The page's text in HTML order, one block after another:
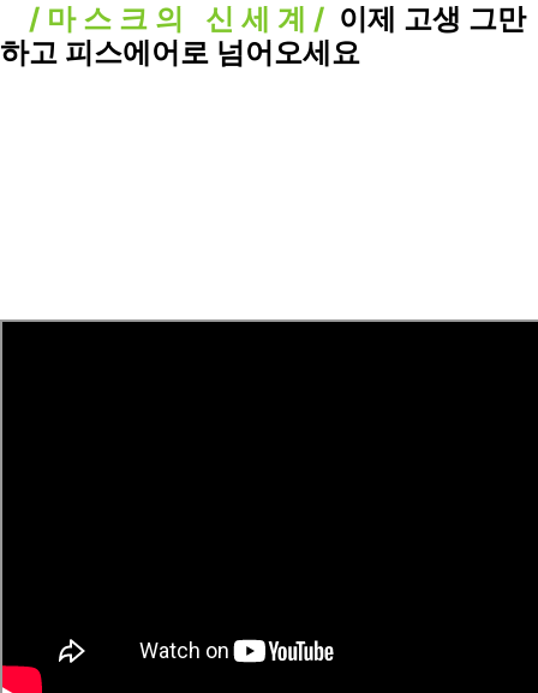
/ 마 스 크 의 신 세 계 / 이제 고생 그만
하고 피스에어로 넘어오세요